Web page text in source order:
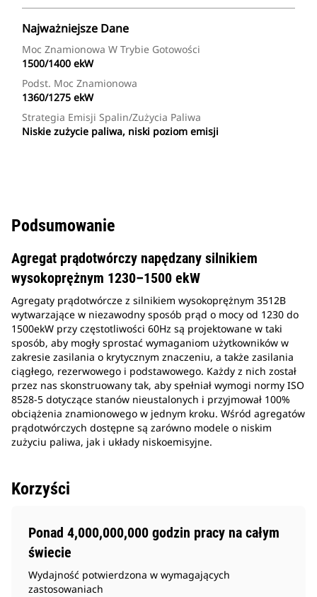
Najważniejsze Dane
Moc Znamionowa W Trybie Gotowości
1500/1400 ekW
Podst. Moc Znamionowa
1360/1275 ekW
Strategia Emisji Spalin/zużycia Paliwa
Niskie zużycie paliwa, niski poziom emisji
Podsumowanie
Agregat prądotwórczy napędzany silnikiem
wysokoprężnym 1230–1500 ekW
Agregaty prądotwórcze z silnikiem wysokoprężnym 3512B
wytwarzające w niezawodny sposób prąd o mocy od 1230 do
1500ekW przy częstotliwości 60Hz są projektowane w taki
sposób, aby mogły sprostać wymaganiom użytkowników w
zakresie zasilania o krytycznym znaczeniu, a także zasilania
ciągłego, rezerwowego i podstawowego. Każdy z nich został
przez nas skonstruowany tak, aby spełniał wymogi normy ISO
8528-5 dotyczące stanów nieustalonych i przyjmował 100%
obciążenia znamionowego w jednym kroku. Wśród agregatów
prądotwórczych dostępne są zarówno modele o niskim
zużyciu paliwa, jak i układy niskoemisyjne.
Korzyści
Ponad 4,000,000,000 godzin pracy na całym
świecie
Wydajność potwierdzona w wymagających
zastosowaniach